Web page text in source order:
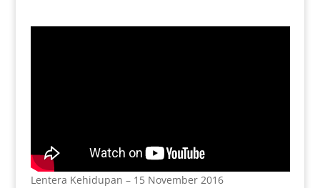
Lentera Kehidupan – 15 November 2016